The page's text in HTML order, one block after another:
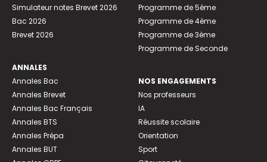
Simulateur notes Brevet 2026
Bac 2026
Brevet 2026
ANNALES
Annales Bac
Annales Brevet
Annales Bac Français
Annales BTS
Annales Prépa
Annales BUT
Programme de 5ème
Programme de 4ème
Programme de 3ème
Programme de Seconde
NOS ENGAGEMENTS
Nos professeurs
IA
Réussite scolaire
Orientation
Sport